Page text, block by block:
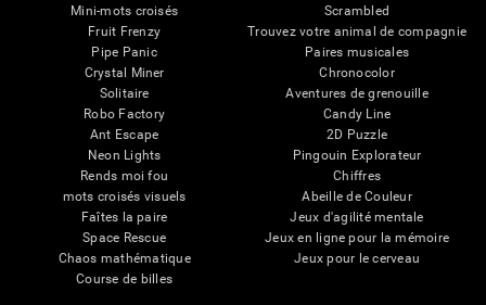
Mini-mots croisés
Fruit Frenzy
Pipe Panic
Crystal Miner
Solitaire
Robo Factory
Ant Escape
Neon Lights
Rends moi fou
mots croisés visuels
Faîtes la paire
Space Rescue
Chaos mathématique
Course de billes
Scrambled
Trouvez votre animal de compagnie
Paires musicales
Chronocolor
Aventures de grenouille
Candy Line
2D Puzzle
Pingouin Explorateur
Chiffres
Abeille de Couleur
Jeux d'agilité mentale
Jeux en ligne pour la mémoire
Jeux pour le cerveau